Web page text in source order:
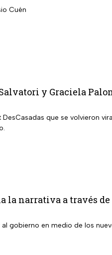
Cuén
y Graciela
que se volvieron
la narrativa a través de
gobierno en medio de los